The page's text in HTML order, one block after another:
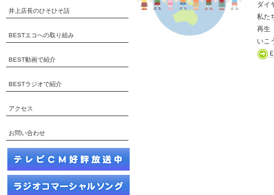
ダイ
私た
再生
いこ
井上店長のひそひそ話
BESTエコへの取り組み
BEST動画で紹介
BESTラジオで紹介
アクセス
お問い合わせ